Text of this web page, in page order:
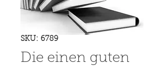
SKU: 6789
Die einen guten